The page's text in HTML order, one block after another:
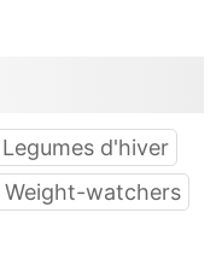
Legumes d'hiver
Weight-watchers